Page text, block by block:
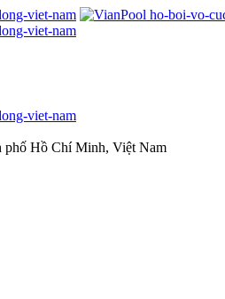
phố Hồ Chí Minh, Việt Nam